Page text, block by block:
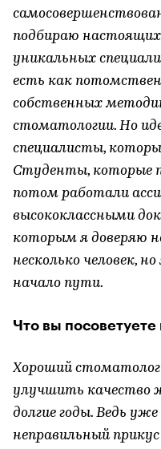
подбираю настоящих
уникальных
есть как
собственных
стоматологии. Но
специалисты,
Студенты, которые
потом работали
высококлассными
которым я доверяю
несколько человек,
начало пути.
Что вы
Хороший
улучшить качество
долгие годы. Ведь
неправильный